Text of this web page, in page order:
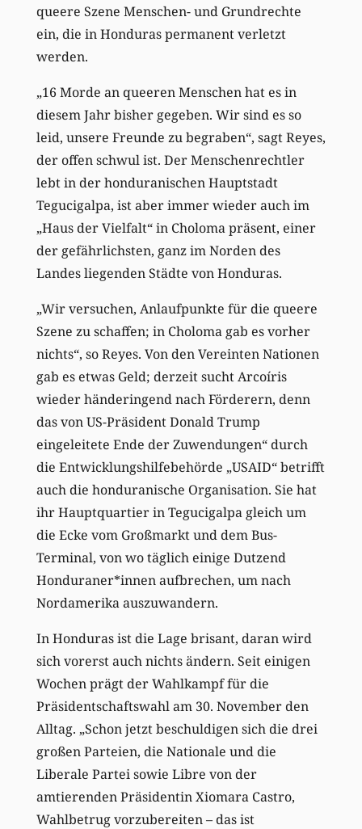
queere Szene Menschen- und Grundrechte
ein, die in Honduras permanent verletzt
werden.
„16 Morde an queeren Menschen hat es in
diesem Jahr bisher gegeben. Wir sind es so
leid, unsere Freunde zu begraben“, sagt Reyes,
der offen schwul ist. Der Menschenrechtler
lebt in der honduranischen Hauptstadt
Tegucigalpa, ist aber immer wieder auch im
„Haus der Vielfalt“ in Choloma präsent, einer
der gefährlichsten, ganz im Norden des
Landes liegenden Städte von Honduras.
„Wir versuchen, Anlaufpunkte für die queere
Szene zu schaffen; in Choloma gab es vorher
nichts“, so Reyes. Von den Vereinten Nationen
gab es etwas Geld; derzeit sucht Arcoíris
wieder händeringend nach Förderern, denn
das von US-Präsident Donald Trump
eingeleitete Ende der Zuwendungen“ durch
die Entwicklungshilfebehörde „USAID“ betrifft
auch die honduranische Organisation. Sie hat
ihr Hauptquartier in Tegucigalpa gleich um
die Ecke vom Großmarkt und dem Bus-
Terminal, von wo täglich einige Dutzend
Honduraner*innen aufbrechen, um nach
Nordamerika auszuwandern.
In Honduras ist die Lage brisant, daran wird
sich vorerst auch nichts ändern. Seit einigen
Wochen prägt der Wahlkampf für die
Präsidentschaftswahl am 30. November den
Alltag. „Schon jetzt beschuldigen sich die drei
großen Parteien, die Nationale und die
Liberale Partei sowie Libre von der
amtierenden Präsidentin Xiomara Castro,
Wahlbetrug vorzubereiten – das ist